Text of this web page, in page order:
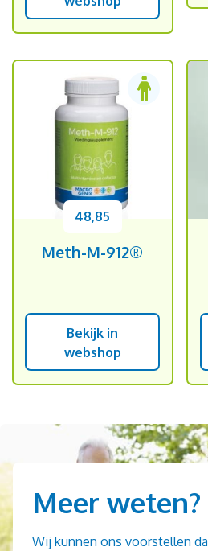
Meth-M-912®
48,85
Bekijk in
webshop
Meer weten?
Wij kunnen ons voorstellen